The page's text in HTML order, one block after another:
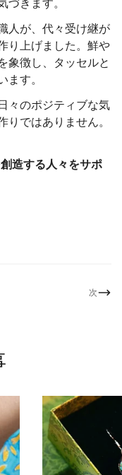
きます。
人が、代々受け継が
り上げました。鮮や
象徴し、タッセルと
す。
々のポジティブな気
ではありません。
造する人々をサポ
次
I am